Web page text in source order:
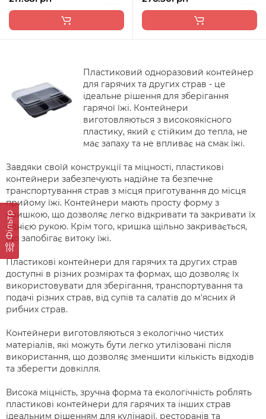
Фільтр
Пластиковий одноразовий контейнер
для гарячих та других страв - це
ідеальне рішення для зберігання
гарячої їжі. Контейнери
виготовляються з високоякісного
пластику, який є стійким до тепла, не
має запаху та не впливає на смак їжі.
Завдяки своїй конструкції та міцності, пластикові
контейнери забезпечують надійне та безпечне
транспортування страв з місця приготування до місця
прийому їжі. Контейнери мають просту форму з
кришкою, що дозволяє легко відкривати та закривати їх
однією рукою. Крім того, кришка щільно закривається,
що запобігає витоку їжі.
Пластикові контейнери для гарячих та других страв
доступні в різних розмірах та формах, що дозволяє їх
використовувати для зберігання, транспортування та
подачі різних страв, від супів та салатів до м'ясних й
рибних страв.
Контейнери виготовляються з екологічно чистих
матеріалів, які можуть бути легко утилізовані після
використання, що дозволяє зменшити кількість відходів
та зберегти довкілля.
Висока міцність, зручна форма та екологічність роблять
пластикові контейнери для гарячих та інших страв
ідеальним рішенням для кулінарії, ресторанів та